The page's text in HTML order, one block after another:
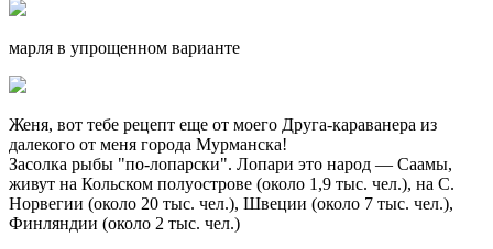
марля в упрощенном варианте
Женя, вот тебе рецепт еще от моего Друга-караванера из
далекого от меня города Мурманска!
Засолка рыбы "по-лопарски". Лопари это народ — Саамы,
живут на Кольском полуострове (около 1,9 тыс. чел.), на С.
Норвегии (около 20 тыс. чел.), Швеции (около 7 тыс. чел.),
Финляндии (около 2 тыс. чел.)